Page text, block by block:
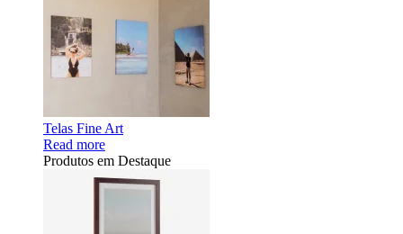
Telas Fine Art
Read more
Produtos em Destaque